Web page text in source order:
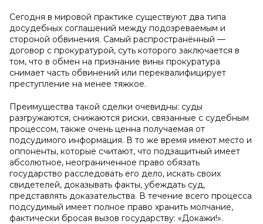
Сегодня в мировой практике существуют два типа
досудебных соглашений между подозреваемым и
стороной обвинения. Самый распространённый —
договор с прокуратурой, суть которого заключается в
том, что в обмен на признание вины прокуратура
снимает часть обвинений или переквалифицирует
преступление на менее тяжкое.
Преимущества такой сделки очевидны: суды
разгружаются, снижаются риски, связанные с судебным
процессом, также очень ценна получаемая от
подсудимого информация. В то же время имеют место и
оппоненты, которые считают, что подзащитный имеет
абсолютное, неограниченное право обязать
государство расследовать его дело, искать своих
свидетелей, доказывать факты, убеждать суд,
представлять доказательства. В течение всего процесса
подсудимый имеет полное право хранить молчание,
фактически бросая вызов государству: «Докажи!».